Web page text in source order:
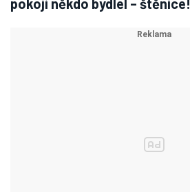
pokoji někdo bydlel – štěnice!